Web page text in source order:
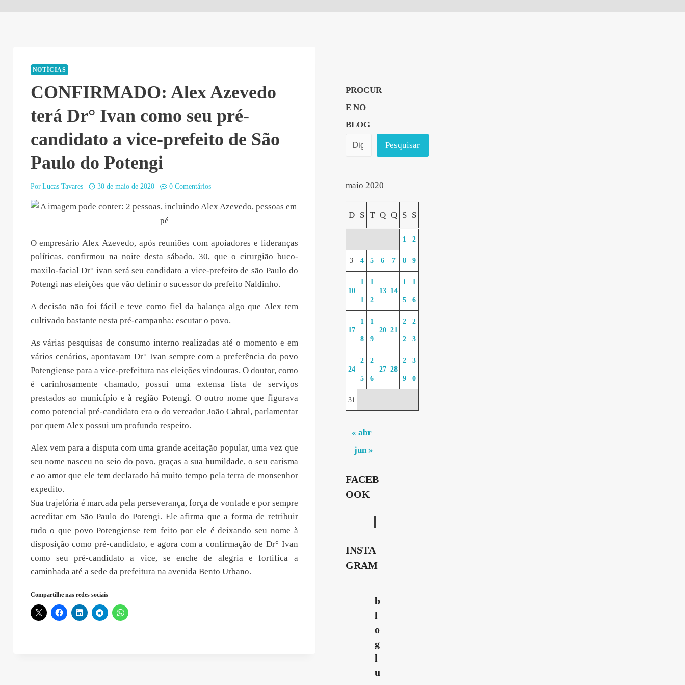
NOTÍCIAS
CONFIRMADO: Alex Azevedo
terá Dr° Ivan como seu pré-
candidato a vice-prefeito de São
Paulo do Potengi
Por Lucas Tavares 30 de maio de 2020 0 Comentários
O empresário Alex Azevedo, após reuniões com apoiadores e lideranças
políticas, confirmou na noite desta sábado, 30, que o cirurgião buco-
maxilo-facial Dr° ivan será seu candidato a vice-prefeito de são Paulo do
Potengi nas eleições que vão definir o sucessor do prefeito Naldinho.
A decisão não foi fácil e teve como fiel da balança algo que Alex tem
cultivado bastante nesta pré-campanha: escutar o povo.
As várias pesquisas de consumo interno realizadas até o momento e em
vários cenários, apontavam Dr° Ivan sempre com a preferência do povo
Potengiense para a vice-prefeitura nas eleições vindouras. O doutor, como
é carinhosamente chamado, possui uma extensa lista de serviços
prestados ao município e à região Potengi. O outro nome que figurava
como potencial pré-candidato era o do vereador João Cabral, parlamentar
por quem Alex possui um profundo respeito.
Alex vem para a disputa com uma grande aceitação popular, uma vez que
seu nome nasceu no seio do povo, graças a sua humildade, o seu carisma
e ao amor que ele tem declarado há muito tempo pela terra de monsenhor
expedito.
Sua trajetória é marcada pela perseverança, força de vontade e por sempre
acreditar em São Paulo do Potengi. Ele afirma que a forma de retribuir
tudo o que povo Potengiense tem feito por ele é deixando seu nome à
disposição como pré-candidato, e agora com a confirmação de Dr° Ivan
como seu pré-candidato a vice, se enche de alegria e fortifica a
caminhada até a sede da prefeitura na avenida Bento Urbano.
Compartilhe nas redes sociais
PROCUR
E NO
BLOG
Pesquisar
maio 2020
D S T Q Q S S
1 2
3 4 5 6 7 8 9
10
1
1
1
2
13 14
1
5
1
6
17
1
8
1
9
20 21
2
2
2
3
24
2
5
2
6
27 28
2
9
3
0
31
« abr
jun »
FACEB
OOK
INSTA
GRAM
b
l
o
g
l
u